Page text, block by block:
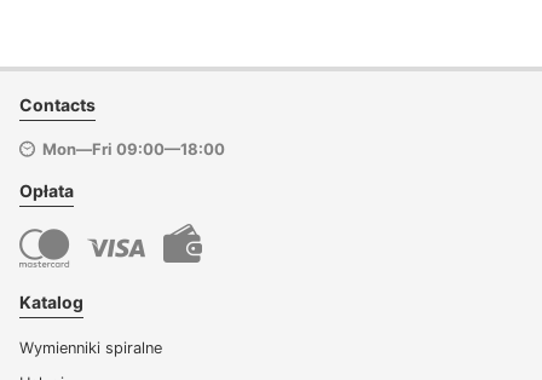
Contacts
Mon—Fri 09:00—18:00
Opłata
Katalog
Wymienniki spiralne